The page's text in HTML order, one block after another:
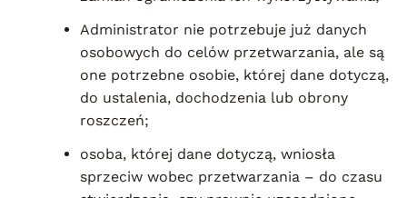
Administrator nie potrzebuje już danych
osobowych do celów przetwarzania, ale są
one potrzebne osobie, której dane dotyczą,
do ustalenia, dochodzenia lub obrony
roszczeń;
osoba, której dane dotyczą, wniosła
sprzeciw wobec przetwarzania – do czasu